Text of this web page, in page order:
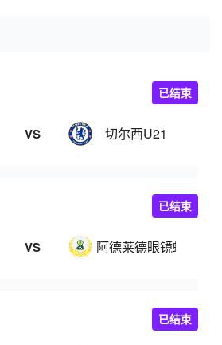
VS 切尔西U21
已结束
VS 阿德莱德眼镜蛇后备
已结束
已结束